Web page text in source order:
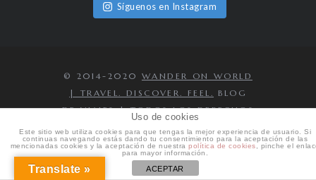
Síguenos en Instagram
© 2014-2020 WANDER ON WORLD
| TRAVEL. DISCOVER. FEEL. BLOG
DE VIAJES | TODOS LOS DERECHOS
RESERVADOS
IR AL PRINCIPIO
Uso de cookies
Este sitio web utiliza cookies para que tengas la mejor experiencia de usuario. Si
continuas navegando estás dando tu consentimiento para la aceptación de las
mencionadas cookies y la aceptación de nuestra política de cookies , pinche el
para mayor información.
ACEPTAR
Translate »